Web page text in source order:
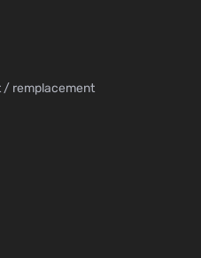
/ remplacement